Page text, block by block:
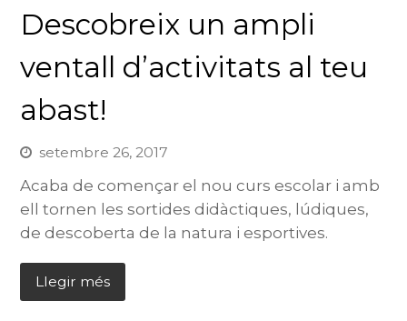
Descobreix un ampli
ventall d’activitats al teu
abast!
setembre 26, 2017
Acaba de començar el nou curs escolar i amb
ell tornen les sortides didàctiques, lúdiques,
de descoberta de la natura i esportives.
Llegir més